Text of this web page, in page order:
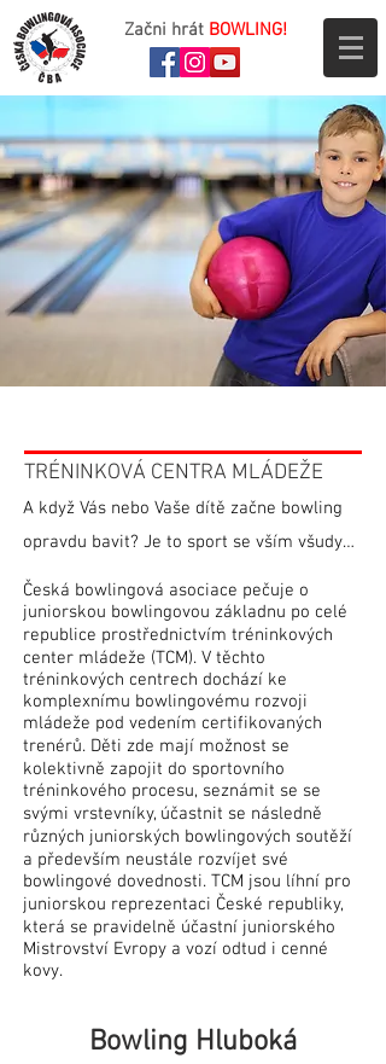
Začni hrát BOWLING!
TRÉNINKOVÁ CENTRA MLÁDEŽE
A když Vás nebo Vaše dítě začne bowling
opravdu bavit? Je to sport se vším všudy…
Česká bowlingová asociace pečuje o
juniorskou bowlingovou základnu po celé
republice prostřednictvím tréninkových
center mládeže (TCM). V těchto
tréninkových centrech dochází ke
komplexnímu bowlingovému rozvoji
mládeže pod vedením certifikovaných
trenérů. Děti zde mají možnost se
kolektivně zapojit do sportovního
tréninkového procesu, seznámit se se
svými vrstevníky, účastnit se následně
různých juniorských bowlingových soutěží
a především neustále rozvíjet své
bowlingové dovednosti. TCM jsou líhní pro
juniorskou reprezentaci České republiky,
která se pravidelně účastní juniorského
Mistrovství Evropy a vozí odtud i cenné
kovy.
Bowling Hluboká